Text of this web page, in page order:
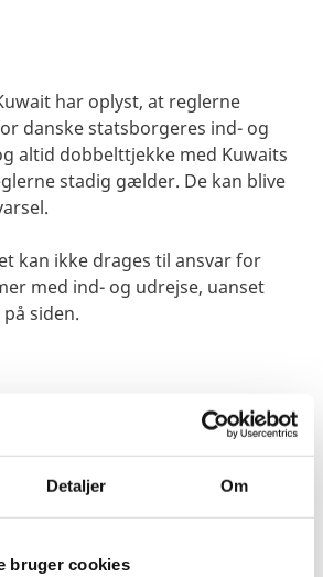
Detaljer Om
bruger cookies
har oplyst, at reglerne
danske statsborgeres ind- og
altid dobbelttjekke med Kuwaits
stadig gælder. De kan blive
kan ikke drages til ansvar for
med ind- og udrejse, uanset
siden.